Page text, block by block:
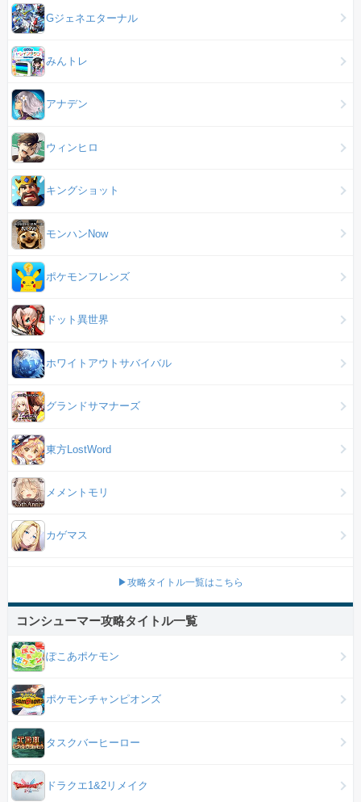
Gジェネエターナル
みんトレ
アナデン
ウィンヒロ
キングショット
モンハンNow
ポケモンフレンズ
ドット異世界
ホワイトアウトサバイバル
グランドサマナーズ
東方LostWord
メメントモリ
カゲマス
▶攻略タイトル一覧はこちら
コンシューマー攻略タイトル一覧
ぽこあポケモン
ポケモンチャンピオンズ
タスクバーヒーロー
ドラクエ1&2リメイク